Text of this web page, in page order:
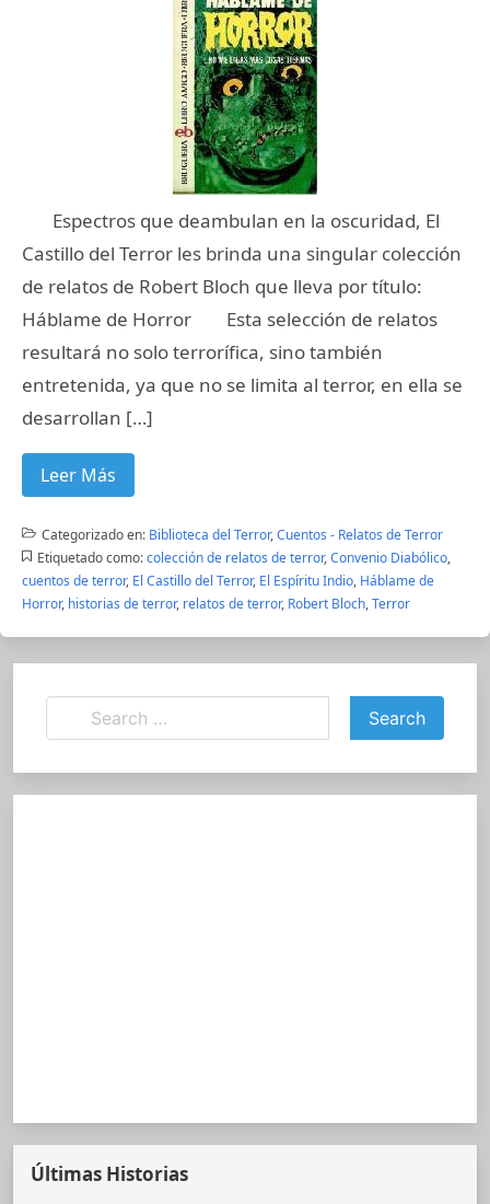
Espectros que deambulan en la oscuridad, El
Castillo del Terror les brinda una singular colección
de relatos de Robert Bloch que lleva por título:
Háblame de Horror Esta selección de relatos
resultará no solo terrorífica, sino también
entretenida, ya que no se limita al terror, en ella se
desarrollan […]
Leer Más
Categorizado en: Biblioteca del Terror,Cuentos - Relatos de Terror
Etiquetado como: colección de relatos de terror,Convenio Diabólico,
cuentos de terror, El Castillo del Terror, El Espíritu Indio, Háblame de
Horror, historias de terror, relatos de terror, Robert Bloch,Terror
Últimas Historias